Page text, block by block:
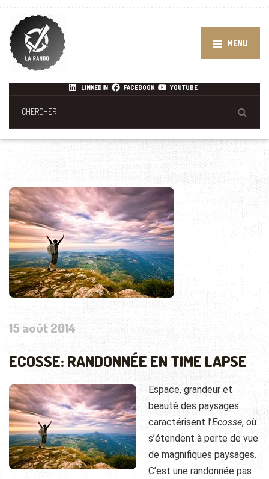
MENU
LINKEDIN FACEBOOK YOUTUBE
15 août 2014
ECOSSE: RANDONNÉE EN TIME LAPSE
Espace, grandeur et
beauté des paysages
caractérisent l’Ecosse, où
s’étendent à perte de vue
de magnifiques paysages.
C’est une randonnée pas